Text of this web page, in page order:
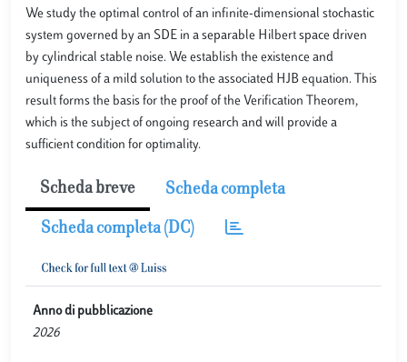
We study the optimal control of an infinite-dimensional stochastic
system governed by an SDE in a separable Hilbert space driven
by cylindrical stable noise. We establish the existence and
uniqueness of a mild solution to the associated HJB equation. This
result forms the basis for the proof of the Verification Theorem,
which is the subject of ongoing research and will provide a
sufficient condition for optimality.
Scheda breve Scheda completa
Scheda completa (DC)
Anno di pubblicazione
2026